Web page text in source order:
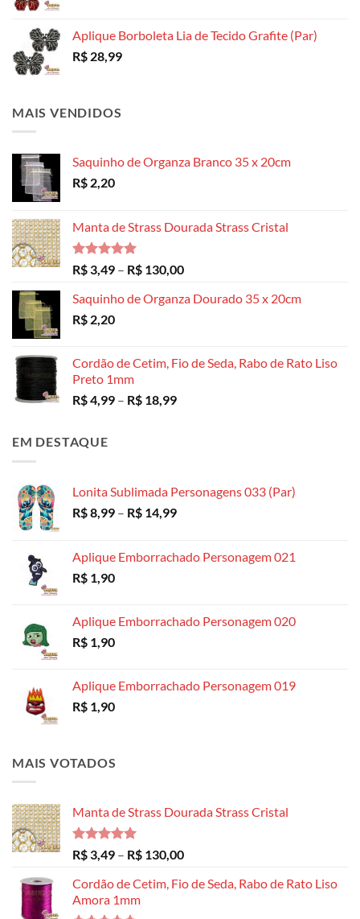
Aplique Borboleta Lia de Tecido Grafite (Par)
R$ 28,99
MAIS VENDIDOS
Saquinho de Organza Branco 35 x 20cm
R$ 2,20
Manta de Strass Dourada Strass Cristal
Avaliação
5.00
de 5
R$ 3,49 – R$ 130,00Faixa
preço:
Saquinho de Organza Dourado 35 x 20cm
R$ 2,20
Cordão de Cetim, Fio de Seda, Rabo de Rato Liso
Preto 1mm
R$4,99 – R$ 18,99Faixa
EM DESTAQUE
Lonita Sublimada Personagens 033 (Par)
R$8,99 – R$ 14,99Faixa
R$ 8,99
Aplique Emborrachado Personagem 021
R$ 1,90
Aplique Emborrachado Personagem 020
R$ 1,90
Aplique Emborrachado Personagem 019
R$ 1,90
MAIS VOTADOS
Manta de Strass Dourada Strass Cristal
Avaliação
5.00
de 5
R$ 3,49 – R$ 130,00Faixa
preço:
Cordão de Cetim, Fio de Seda, Rabo de Rato Liso
Amora 1mm